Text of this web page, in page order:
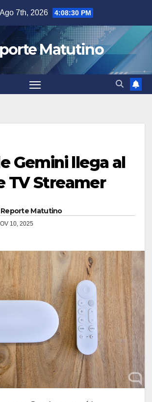
7th, 2026 4:08:31 PM
Matutino
Gemini llega al
TV Streamer
Reporte Matutino
10, 2025